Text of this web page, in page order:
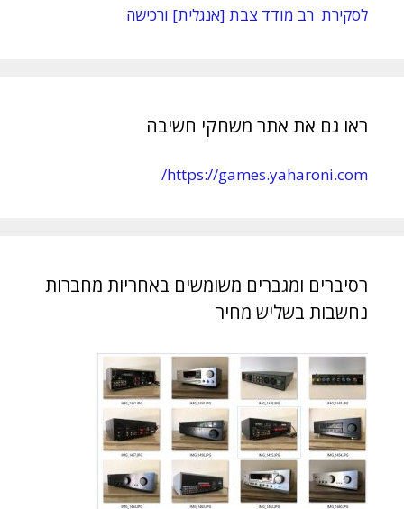
לסקירת רב מודד צבת [אנגלית] ורכישה
ראו גם את אתר משחקי חשיבה
https://games.yaharoni.com/
רסיברים ומגברים משומשים באחריות מחברות
נחשבות בשליש מחיר